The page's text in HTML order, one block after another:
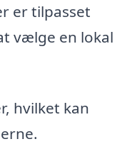
er tilpasset
vælge en lokal
hvilket kan